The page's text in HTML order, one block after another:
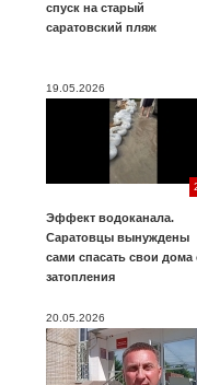
спуск на старый
саратовский пляж
19.05.2026
Эффект водоканала.
Саратовцы вынуждены
сами спасать свои дома
затопления
20.05.2026